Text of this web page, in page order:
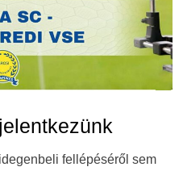
fellépéséről sem